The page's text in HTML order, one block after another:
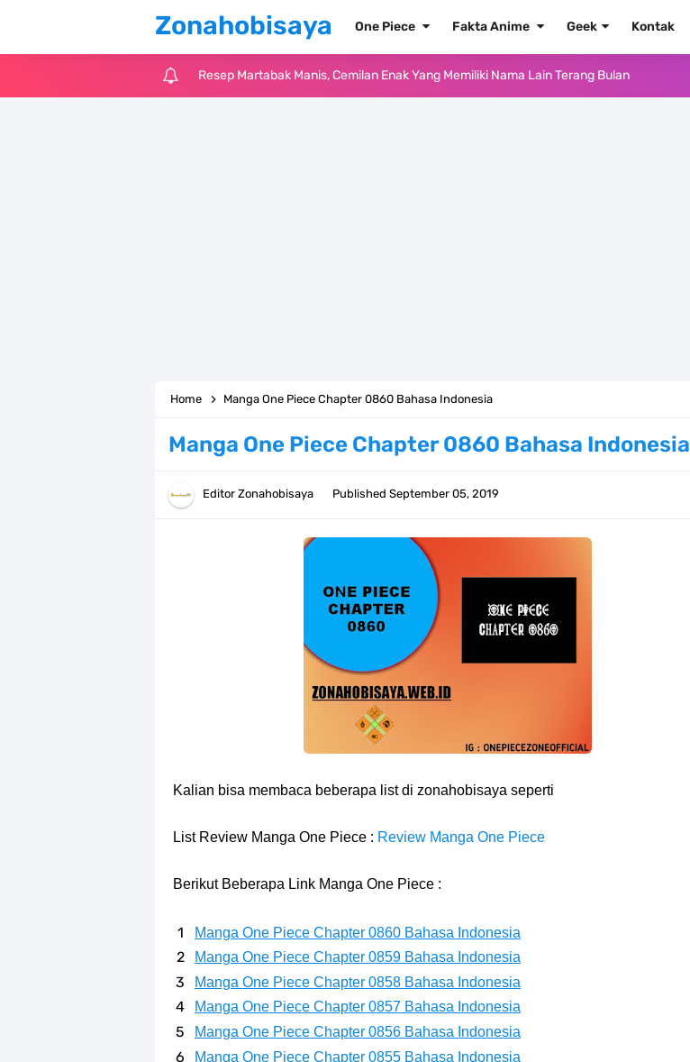
Zonahobisaya One Piece Fakta Anime Geek Kontak
Arti Bendera Tanzania, Ada Di Afrika Dengan Bentang Alam Yang Sangat Beragam
Cara Daftar Danamon Mobile Banking, Mudah Banget Dan Lengkap Caranya Disini
7 Fakta Elbaph One Piece, Menjadi Tempat Yang Sangat Ingin Dikunjungi Usopp
7 Fakta Ivankov One Piece, Orang Yang Mampu Menipu Sensor Wanita Milik Sanji
7 Klub Pertama Yang Menjuarai Liga Champions, Apa Klub Jagoan Kamu Termasuk
Arti Bendera Palau, Negara Kepulauan Yang Berada Di Kawasan Pasifik Barat
Arti Bendera Seychelles, Negara Kepulauan Yang Terletak Di Samudra Hindia
Cara Bayar Akulaku Lewat Gopay, Sangat Mudah Dan Tidak Ribet Sama Sekali
7 Fakta Queen One Piece, All Star Yang Jadi Penanggung Jawab Penjara Udon
Home Manga One Piece Chapter 0860 Bahasa Indonesia
Manga One Piece Chapter 0860 Bahasa Indonesia
Editor Zonahobisaya Published September 05, 2019
Kalian bisa membaca beberapa list di zonahobisaya seperti
List Review Manga One Piece : Review Manga One Piece
Berikut Beberapa Link Manga One Piece :
Manga One Piece Chapter 0860 Bahasa Indonesia
Manga One Piece Chapter 0859 Bahasa Indonesia
Manga One Piece Chapter 0858 Bahasa Indonesia
Manga One Piece Chapter 0857 Bahasa Indonesia
Manga One Piece Chapter 0856 Bahasa Indonesia
Manga One Piece Chapter 0855 Bahasa Indonesia